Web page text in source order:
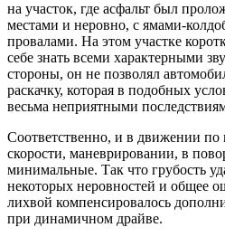
на участок, где асфальт был
местами и неровно, с ямами-
провалами. На этом участке
себе знать всеми характерными
стороны, он не позволял
раскачку, которая в подобных
весьма неприятными
Соответственно, и в движении по
скорости, маневрировании, в
минимальные. Так что грубость
некоторых неровностей и общее
лихвой компенсировалось
при динамичном драйве.